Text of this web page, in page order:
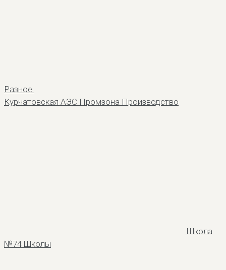
Разное
Курчатовская АЭС Промзона Производство
Школа
№74 Школы